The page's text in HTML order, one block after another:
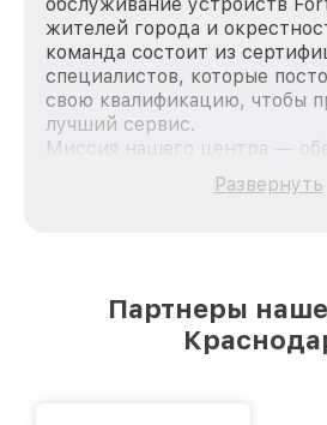
жителей города и
команда состоит из
специалистов, которые
свою квалификацию, чтобы
лучший сервис.
Миссия нашего центра —
качественный и доступный
каждого пользователя
лучшим сервисным центром
Краснодаре, постоянно
Развернуть
Партнеры